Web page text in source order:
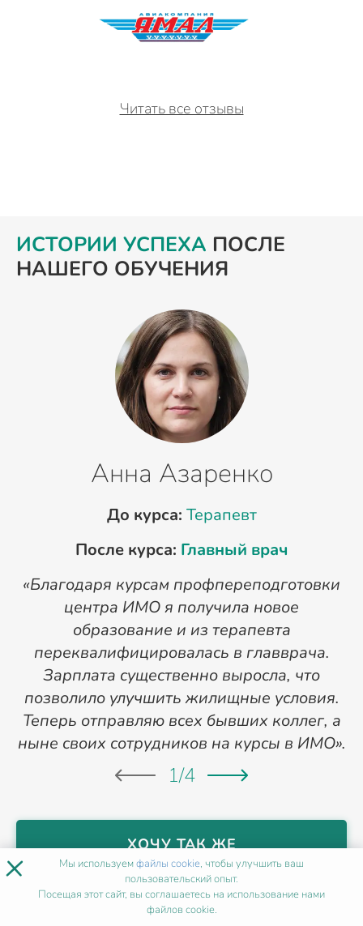
Читать все отзывы
ИСТОРИИ УСПЕХА ПОСЛЕ
НАШЕГО ОБУЧЕНИЯ
Анна Азаренко
До курса: Терапевт
После курса: Главный врач
«Благодаря курсам профпереподготовки
центра ИМО я получила новое
образование и из терапевта
переквалифицировалась в главврача.
Зарплата существенно выросла, что
позволило улучшить жилищные условия.
Теперь отправляю всех бывших коллег, а
ныне своих сотрудников на курсы в ИМО».
1/4
ХОЧУ ТАК ЖЕ
НАШИ МЕТОДИСТЫ
× Мы используемфайлы cookie, чтобы улучшить ваш
пользовательский опыт.
Посещая этот сайт, вы соглашаетесь на использование нами
файлов cookie.